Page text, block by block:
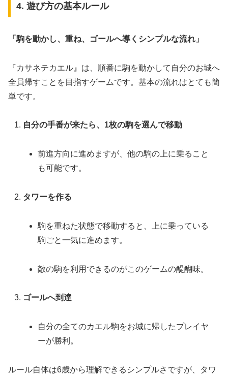
4. 遊び方の基本ルール
「駒を動かし、重ね、ゴールへ導くシンプルな流れ」
『カサネテカエル』は、順番に駒を動かして自分のお城へ
全員帰すことを目指すゲームです。基本の流れはとても簡
単です。
自分の手番が来たら、1枚の駒を選んで移動
前進方向に進めますが、他の駒の上に乗ること
も可能です。
タワーを作る
駒を重ねた状態で移動すると、上に乗っている
駒ごと一気に進めます。
敵の駒を利用できるのがこのゲームの醍醐味。
ゴールへ到達
自分の全てのカエル駒をお城に帰したプレイヤ
ーが勝利。
ルール自体は6歳から理解できるシンプルさですが、タワ